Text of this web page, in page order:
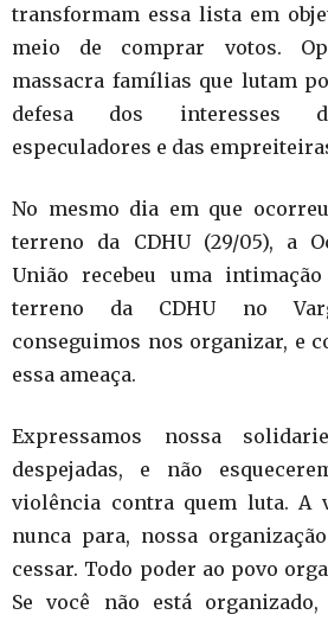
transformam essa lista em
meio de comprar votos.
massacra famílias que lutam
defesa dos interesses
especuladores e das
No mesmo dia em que
terreno da CDHU (29/05), a
União recebeu uma
terreno da CDHU no
conseguimos nos organizar, e
essa ameaça.
Expressamos nossa
despejadas, e não
violência contra quem luta. A
nunca para, nossa
cessar. Todo poder ao povo
Se você não está